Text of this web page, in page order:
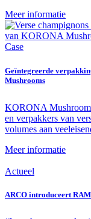
Meer informatie
Case
Geïntegreerde
Mushrooms
KORONA
en verpakkers van
volumes aan
Meer informatie
Actueel
ARCO introduceert